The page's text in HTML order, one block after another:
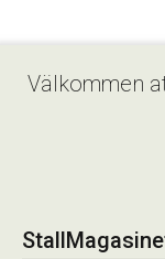
Välkommen